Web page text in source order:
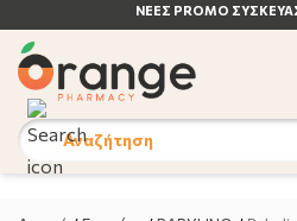
ΝΕΕΣ PROMO
Αναζήτηση